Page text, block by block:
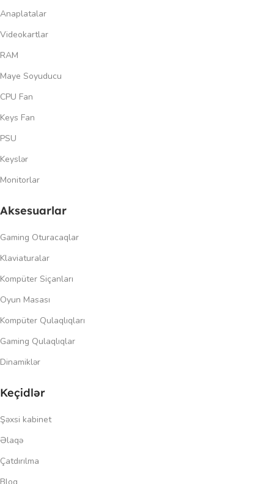
Anaplatalar
Videokartlar
RAM
Maye Soyuducu
CPU Fan
Keys Fan
PSU
Keyslər
Monitorlar
Aksesuarlar
Gaming Oturacaqlar
Klaviaturalar
Kompüter Siçanları
Oyun Masası
Kompüter Qulaqlıqları
Gaming Qulaqlıqlar
Dinamiklər
Keçidlər
Şəxsi kabinet
Əlaqə
Çatdırılma